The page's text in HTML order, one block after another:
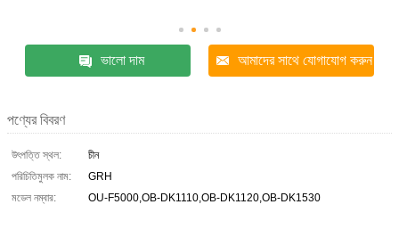
ভালো দাম আমাদের সাথে যোগাযোগ করুন
পণ্যের বিবরণ
উৎপত্তি স্থল:
চীন
পরিচিতিমুলক নাম:
GRH
মডেল নম্বার:
OU-F5000,OB-DK1110,OB-DK1120,OB-DK1530